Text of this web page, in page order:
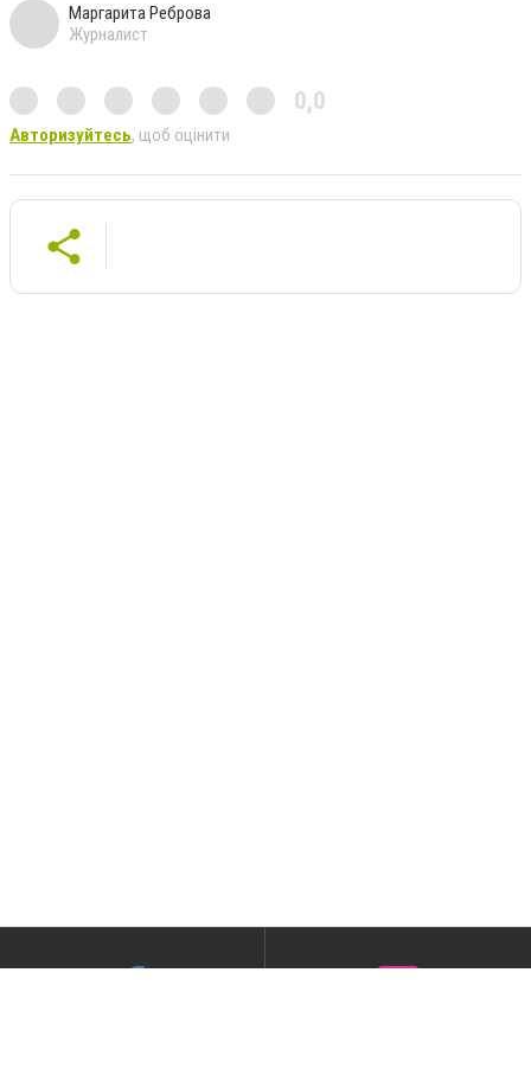
Маргарита Реброва
Журналист
0,0
Авторизуйтесь, щоб оцінити